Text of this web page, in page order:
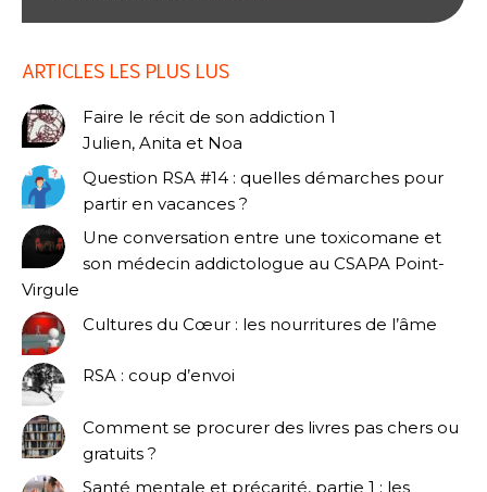
ARTICLES LES PLUS LUS
Faire le récit de son addiction 1
Julien, Anita et Noa
Question RSA #14 : quelles démarches pour
partir en vacances ?
Une conversation entre une toxicomane et
son médecin addictologue au CSAPA Point-
Virgule
Cultures du Cœur : les nourritures de l’âme
RSA : coup d’envoi
Comment se procurer des livres pas chers ou
gratuits ?
Santé mentale et précarité, partie 1 : les